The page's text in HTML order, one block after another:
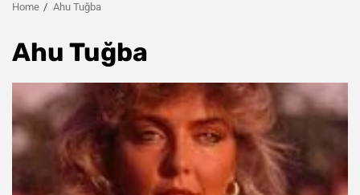
Home Ahu Tuğba
Ahu Tuğba